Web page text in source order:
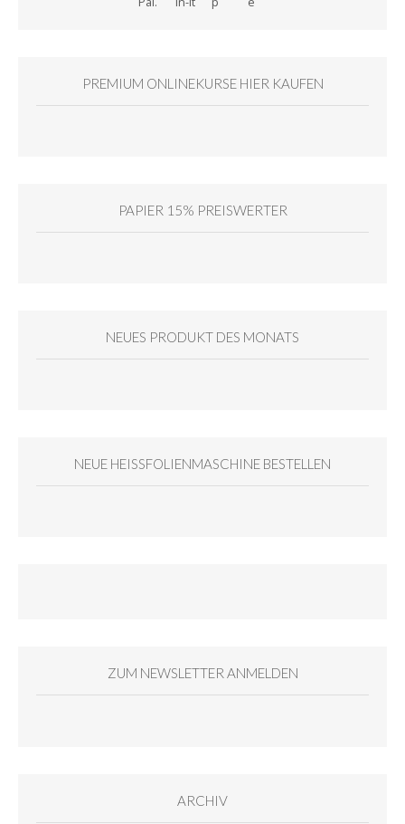
PREMIUM ONLINEKURSE HIER KAUFEN
PAPIER 15% PREISWERTER
NEUES PRODUKT DES MONATS
NEUE HEISSFOLIENMASCHINE BESTELLEN
ZUM NEWSLETTER ANMELDEN
ARCHIV